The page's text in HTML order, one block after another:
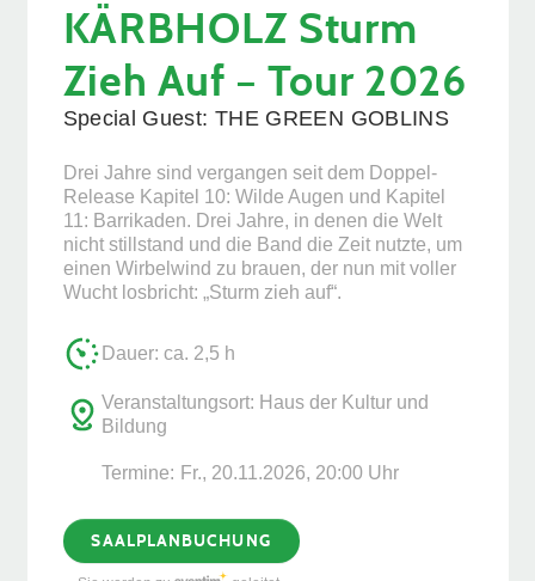
KÄRBHOLZ Sturm
Zieh Auf – Tour 2026
Special Guest: THE GREEN GOBLINS
Drei Jahre sind vergangen seit dem Doppel-
Release Kapitel 10: Wilde Augen und Kapitel
11: Barrikaden. Drei Jahre, in denen die Welt
nicht stillstand und die Band die Zeit nutzte, um
einen Wirbelwind zu brauen, der nun mit voller
Wucht losbricht: „Sturm zieh auf“.
Dauer: ca. 2,5 h
Veranstaltungsort: Haus der Kultur und
Bildung
Termine: Fr., 20.11.2026, ­20:00 Uhr
SAALPLANBUCHUNG